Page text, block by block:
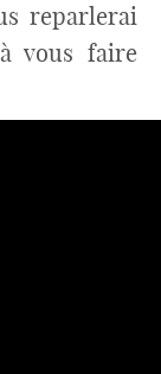
reparlerai
vous faire